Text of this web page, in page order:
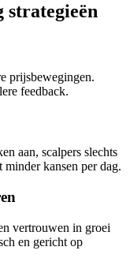
strategieën
prijsbewegingen.
feedback.
aan, scalpers slechts
kansen per dag.
vertrouwen in groei
en gericht op